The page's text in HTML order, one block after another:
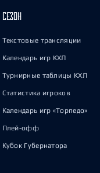
СЕЗОН
Текстовые трансляции
Календарь игр КХЛ
Турнирные таблицы КХЛ
Статистика игроков
Календарь игр «Торпедо»
Плей-офф
Кубок Губернатора